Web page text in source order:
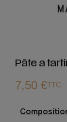
Pâte a
7,50 €TTC